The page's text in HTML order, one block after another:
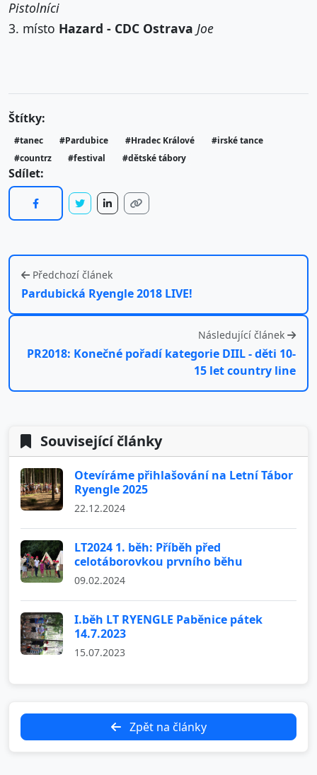
Pistolníci
3. místo Hazard - CDC Ostrava Joe
Štítky:
#tanec #Pardubice #Hradec Králové
#irské tance
#countrz
#festival #dětské tábory
Sdílet:
Předchozí článek
Pardubická Ryengle 2018 LIVE!
Následující článek
PR2018: Konečné pořadí kategorie DIIL - děti 10-
15 let country line
Související články
Otevíráme přihlašování na Letní Tábor
Ryengle 2025
22.12.2024
LT2024 1. běh: Příběh před
celotáborovkou prvního běhu
09.02.2024
I.běh LT RYENGLE Paběnice pátek
14.7.2023
15.07.2023
Zpět na články